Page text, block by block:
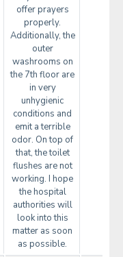
offer prayers
properly.
Additionally, the
outer
washrooms on
the 7th floor are
in very
unhygienic
conditions and
emit a terrible
odor. On top of
that, the toilet
flushes are not
working. I hope
the hospital
authorities will
look into this
matter as soon
as possible.